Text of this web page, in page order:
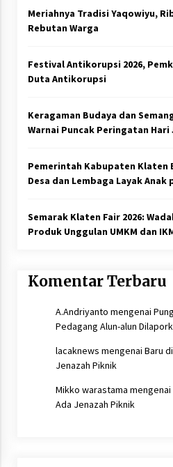
Meriahnya Tradisi Yaqowiyu,
Rebutan Warga
Festival Antikorupsi 2026,
Duta Antikorupsi
Keragaman Budaya dan
Warnai Puncak Peringatan Hari
Pemerintah Kabupaten Klaten
Desa dan Lembaga Layak Anak
Semarak Klaten Fair 2026:
Produk Unggulan UMKM dan
Komentar Terbaru
A.Andriyanto mengenai
Pedagang Alun-alun
lacaknews mengenai Baru
Jenazah Piknik
Mikko warastama mengenai
Ada Jenazah Piknik